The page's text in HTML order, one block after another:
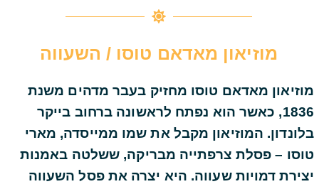
מוזיאון מאדאם טוסו / השעווה
מוזיאון מאדאם טוסו מחזיק בעבר מדהים משנת
1836, כאשר הוא נפתח לראשונה ברחוב בייקר
בלונדון. המוזיאון מקבל את שמו ממייסדה, מארי
טוסו – פסלת צרפתייה מבריקה, ששלטה באמנות
יצירת דמויות שעווה. היא יצרה את פסל השעווה